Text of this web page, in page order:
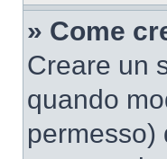
» Come
Creare un
quando
permesso)